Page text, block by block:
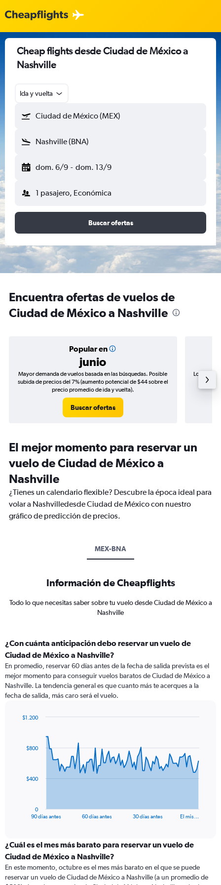
Cheap flights desde Ciudad de México a
Nashville
Ida y vuelta
Ciudad de México (MEX)
Nashville (BNA)
dom. 6/9 - dom. 13/9
1 pasajero, Económica
Buscar ofertas
Encuentra ofertas de vuelos de
Ciudad de México a Nashville
Popular en
junio
Mayor demanda de vuelos basada en las búsquedas. Posible
subida de precios del 7% (aumento potencial de $44 sobre el
precio promedio de ida y vuelta).
Buscar ofertas
Los
de
El mejor momento para reservar un
vuelo de Ciudad de México a
Nashville
¿Tienes un calendario flexible? Descubre la época ideal para
volar a Nashvilledesde Ciudad de México con nuestro
gráfico de predicción de precios.
MEX-BNA
Información de Cheapflights
Todo lo que necesitas saber sobre tu vuelo desde Ciudad de México a
Nashville
¿Con cuánta anticipación debo reservar un vuelo de
Ciudad de México a Nashville?
En promedio, reservar 60 días antes de la fecha de salida prevista es el
mejor momento para conseguir vuelos baratos de Ciudad de México a
Nashville. La tendencia general es que cuanto más te acerques a la
fecha de salida, más caro será el vuelo.
data
The
categories.
Range:
categories.
The
90 días antes 60 días antes 30 días antes El mis…
0
$400
$800
$1.200
¿Cuál es el mes más barato para reservar un vuelo de
Ciudad de México a Nashville?
En este momento, octubre es el mes más barato en el que se puede
reservar un vuelo de Ciudad de México a Nashville (a un promedio de